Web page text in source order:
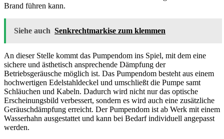
Brand führen kann.
Siehe auch Senkrechtmarkise zum klemmen
An dieser Stelle kommt das Pumpendom ins Spiel, mit dem eine
sichere und ästhetisch ansprechende Dämpfung der
Betriebsgeräusche möglich ist. Das Pumpendom besteht aus einem
hochwertigen Edelstahldeckel und umschließt die Pumpe samt
Schläuchen und Kabeln. Dadurch wird nicht nur das optische
Erscheinungsbild verbessert, sondern es wird auch eine zusätzliche
Geräuschdämpfung erreicht. Der Pumpendom ist ab Werk mit einem
Wasserhahn ausgestattet und kann bei Bedarf individuell angepasst
werden.